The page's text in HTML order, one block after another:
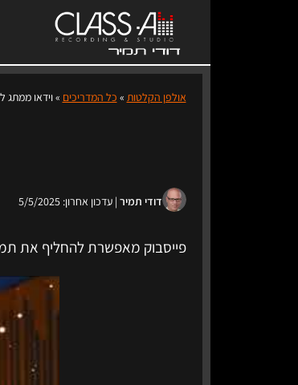
אולפן הקלטות » כל המדריכים »וידאו ממתג
דודי תמיר | עדכון אחרון: 5/5/2025
פייסבוק מאפשרת להחליף את